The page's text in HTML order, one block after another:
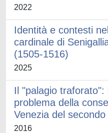
2022
Identità e contesti
cardinale di
(1505-1516)
2025
Il "palagio traforato":
problema della
Venezia del
2016